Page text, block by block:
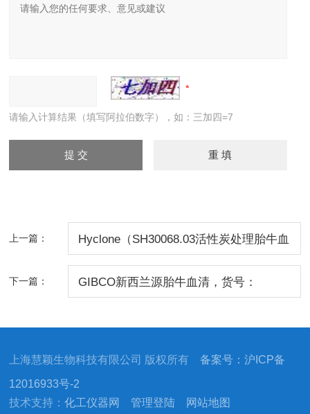
请输入计算结果（填写阿拉伯数字），如：三加四=7
上一篇： Hyclone（SH30068.03活性炭处理胎牛血
下一篇： GIBCO新西兰源胎牛血清，货号：
上海慧颖生物科技有限公司 版权所有备案号：沪ICP备
12016933号-2
技术支持：化工仪器网 管理登陆 网站地图